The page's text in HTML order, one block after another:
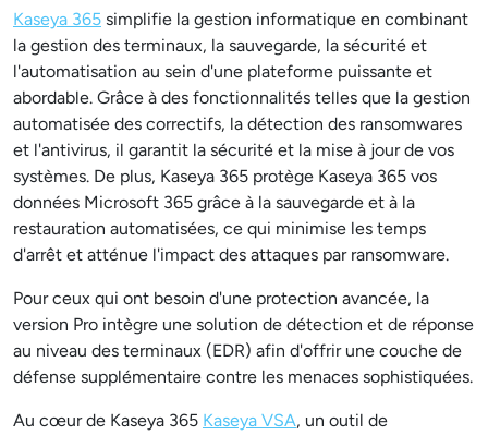
Kaseya 365 simplifie la gestion informatique en combinant
la gestion des terminaux, la sauvegarde, la sécurité et
l'automatisation au sein d'une plateforme puissante et
abordable. Grâce à des fonctionnalités telles que la gestion
automatisée des correctifs, la détection des ransomwares
et l'antivirus, il garantit la sécurité et la mise à jour de vos
systèmes. De plus, Kaseya 365 protège Kaseya 365 vos
données Microsoft 365 grâce à la sauvegarde et à la
restauration automatisées, ce qui minimise les temps
d'arrêt et atténue l'impact des attaques par ransomware.
Pour ceux qui ont besoin d'une protection avancée, la
version Pro intègre une solution de détection et de réponse
au niveau des terminaux (EDR) afin d'offrir une couche de
défense supplémentaire contre les menaces sophistiquées.
Au cœur de Kaseya 365 Kaseya VSA, un outil de